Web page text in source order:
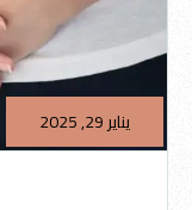
يناير 29, 2025